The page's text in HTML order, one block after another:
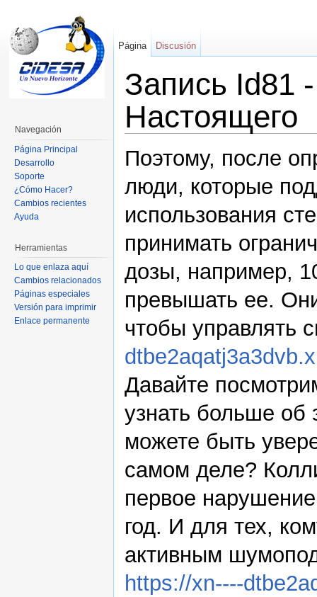
Запись Id81
Настоящего
Поэтому, после
люди, которые
использования
принимать
дозы, например,
превышать ее.
чтобы управлять
Давайте
узнать больше об
можете быть
самом деле?
первое
год. И для тех,
активным
https://xn----
Página Discusión
Navegación
Página Principal
Desarrollo
Soporte
¿Cómo Hacer?
Cambios recientes
Ayuda
Herramientas
Lo que enlaza aquí
Cambios relacionados
Páginas especiales
Versión para imprimir
Enlace permanente